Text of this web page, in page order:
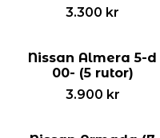
3.300 kr
Nissan Almera 5-d
00- (5 rutor)
3.900 kr